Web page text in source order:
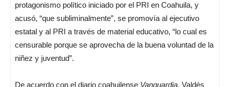
protagonismo político iniciado por el PRI en Coahuila, y
acusó, “que subliminalmente”, se promovía al ejecutivo
estatal y al PRI a través de material educativo, “lo cual es
censurable porque se aprovecha de la buena voluntad de la
niñez y juventud”.
De acuerdo con el diario coahuilense Vanguardia, Valdés